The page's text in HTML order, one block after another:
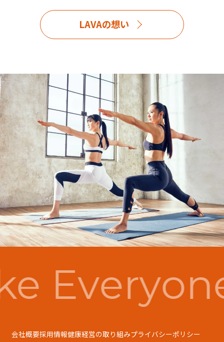
LAVAの想い
会社概要採用情報健康経営の取り組みプライバシーポリシー